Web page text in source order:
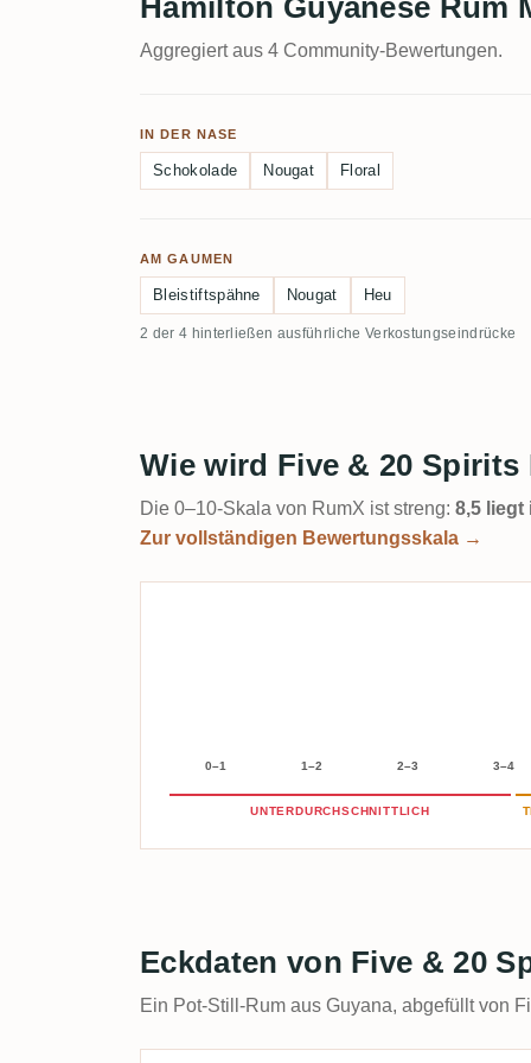
Hamilton Guyanese Rum
Aggregiert aus 4 Community-Bewertungen.
IN DER NASE
Schokolade Nougat Floral
AM GAUMEN
Bleistiftspähne Nougat Heu
2 der 4 hinterließen ausführliche Verkostungseindrücke
Wie wird Five & 20 Spirits
Die 0–10-Skala von RumX ist streng: 8,5 liegt
Zur vollständigen Bewertungsskala →
0–1 1–2 2–3 3–4
UNTERDURCHSCHNITTLICH
Eckdaten von Five & 20
Ein Pot-Still-Rum aus Guyana, abgefüllt von